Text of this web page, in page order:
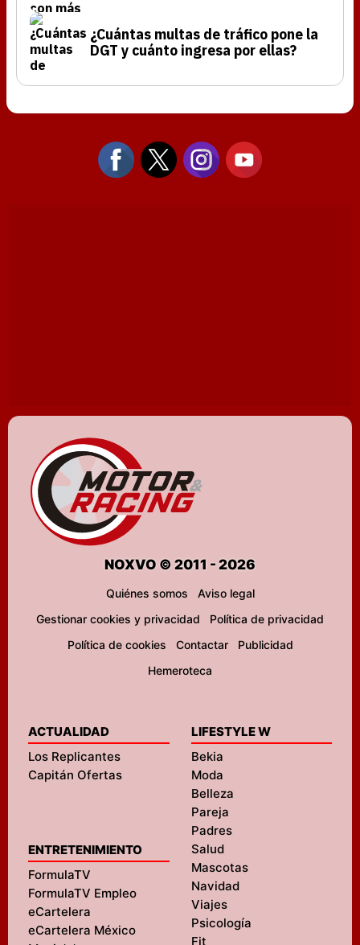
¿Cuántas multas de tráfico pone la
DGT y cuánto ingresa por ellas?
NOXVO © 2011 - 2026
Quiénes somos
Aviso legal
Gestionar cookies y privacidad
Política de privacidad
Política de cookies
Contactar
Publicidad
Hemeroteca
ACTUALIDAD
Los Replicantes
Capitán Ofertas
ENTRETENIMIENTO
FormulaTV
FormulaTV Empleo
eCartelera
eCartelera México
LIFESTYLE W
Bekia
Moda
Belleza
Pareja
Padres
Salud
Mascotas
Navidad
Viajes
Psicología
Fit